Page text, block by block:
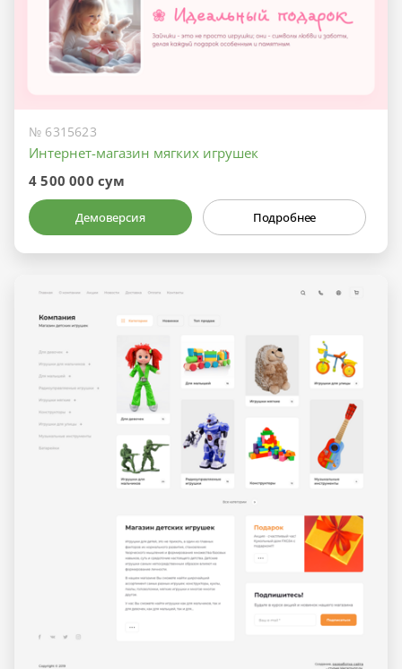
№ 6315623
Интернет-магазин мягких игрушек
4 500 000 сум
Демоверсия Подробнее